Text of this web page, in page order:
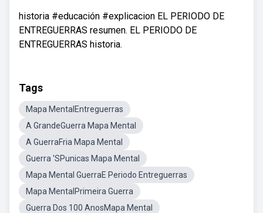
historia #educación #explicacion EL PERIODO DE
ENTREGUERRAS resumen. EL PERIODO DE
ENTREGUERRAS historia.
Tags
Mapa MentalEntreguerras
A GrandeGuerra Mapa Mental
A GuerraFria Mapa Mental
Guerra 'SPunicas Mapa Mental
Mapa Mental GuerraE Periodo Entreguerras
Mapa MentalPrimeira Guerra
Guerra Dos 100 AnosMapa Mental